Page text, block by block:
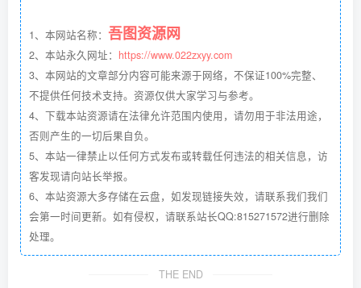
1、本网站名称： 吾图资源网
2、本站永久网址： https://www.022zxyy.com
3、本网站的文章部分内容可能来源于网络，不保证100%完整、
不提供任何技术支持。资源仅供大家学习与参考。
4、下载本站资源请在法律允许范围内使用，请勿用于非法用途，
否则产生的一切后果自负。
5、本站一律禁止以任何方式发布或转载任何违法的相关信息，访
客发现请向站长举报。
6、本站资源大多存储在云盘，如发现链接失效，请联系我们我们
会第一时间更新。如有侵权，请联系站长QQ:815271572进行删除
处理。
THE END